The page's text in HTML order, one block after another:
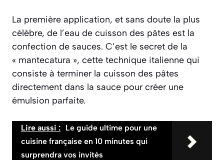
La première application, et sans doute la plus
célèbre, de l’eau de cuisson des pâtes est la
confection de sauces. C’est le secret de la
« mantecatura », cette technique italienne qui
consiste à terminer la cuisson des pâtes
directement dans la sauce pour créer une
émulsion parfaite.
Lire aussi : Le guide ultime pour une
cuisine française en 10 minutes qui
surprendra vos invités